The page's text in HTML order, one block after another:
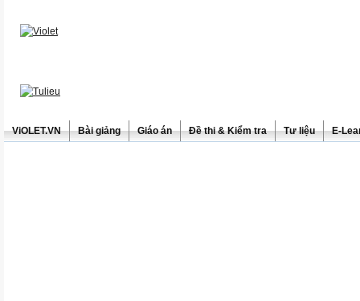
ViOLET.VN Bài giảng Giáo án Đề thi & Kiểm tra Tư liệu E-